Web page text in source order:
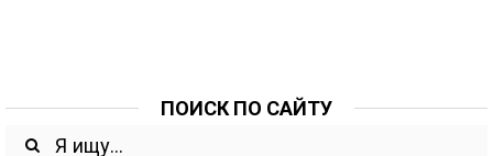
ПОИСК ПО САЙТУ